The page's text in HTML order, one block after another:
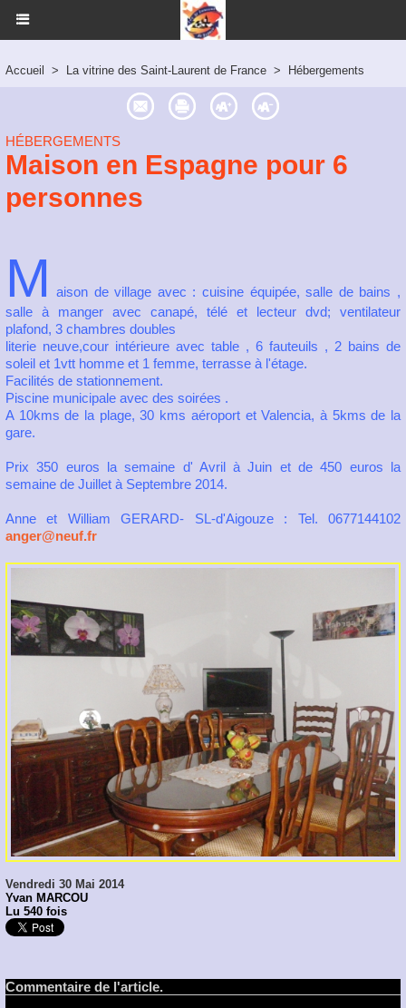
Accueil > La vitrine des Saint-Laurent de France > Hébergements
HÉBERGEMENTS
Maison en Espagne pour 6
personnes
M
aison de village avec : cuisine équipée, salle de bains ,
salle à manger avec canapé, télé et lecteur dvd; ventilateur
plafond, 3 chambres doubles
literie neuve,cour intérieure avec table , 6 fauteuils , 2 bains de
soleil et 1vtt homme et 1 femme, terrasse à l'étage.
Facilités de stationnement.
Piscine municipale avec des soirées .
A 10kms de la plage, 30 kms aéroport et Valencia, à 5kms de la
gare.
Prix 350 euros la semaine d' Avril à Juin et de 450 euros la
semaine de Juillet à Septembre 2014.
Anne et William GERARD- SL-d'Aigouze : Tel. 0677144102
anger@neuf.fr
Vendredi 30 Mai 2014
Yvan MARCOU
Lu 540 fois
Commentaire de l'article.